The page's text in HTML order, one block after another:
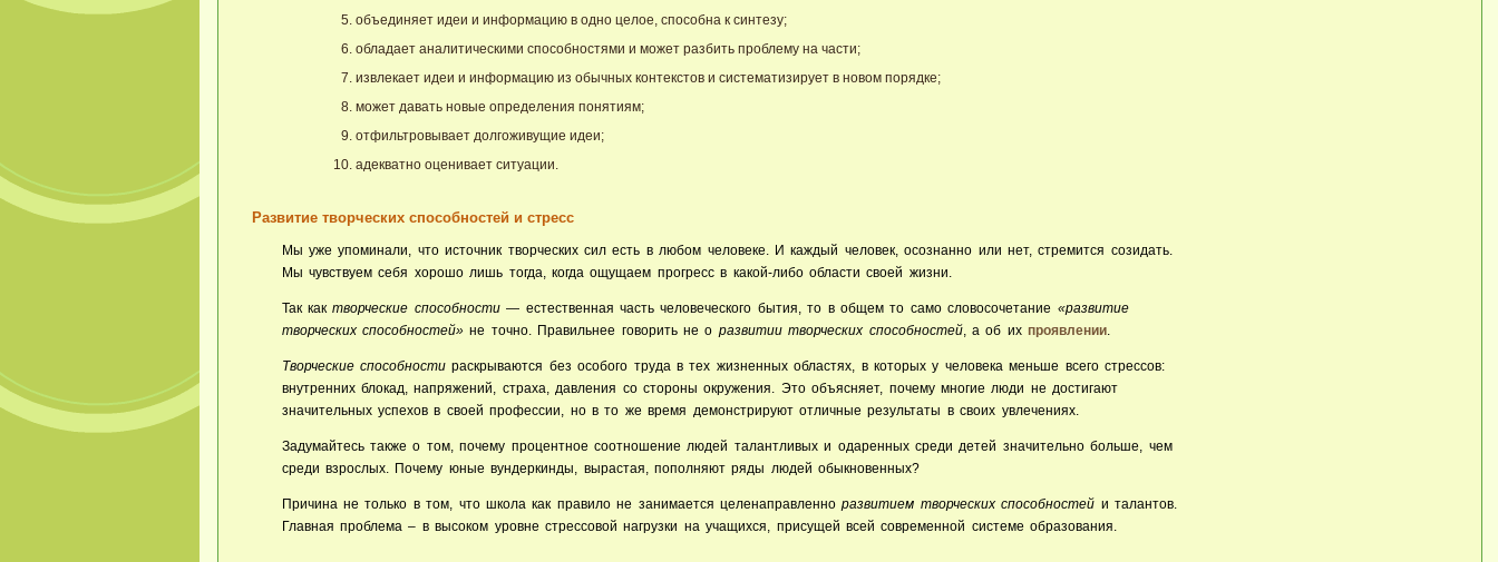
объединяет идеи и информацию в одно целое, способна к синтезу;
обладает аналитическими способностями и может разбить проблему на части;
извлекает идеи и информацию из обычных контекстов и систематизирует в новом порядке;
может давать новые определения понятиям;
отфильтровывает долгоживущие идеи;
адекватно оценивает ситуации.
Развитие творческих способностей и стресс
Мы уже упоминали, что источник творческих сил есть в любом человеке. И каждый человек, осознанно или нет, стремится созидать.
Мы чувствуем себя хорошо лишь тогда, когда ощущаем прогресс в какой-либо области своей жизни.
Так кактворческие способности— естественная часть человеческого бытия, то в общем то само словосочетание «развитие
творческих способностей»не точно. Правильнее говорить не о развитии творческих способностей, а об ихпроявлении
Творческие способности раскрываются без особого труда в тех жизненных областях, в которых у человека меньше всего стрессов:
внутренних блокад, напряжений, страха, давления со стороны окружения. Это объясняет, почему многие люди не достигают
значительных успехов в своей профессии, но в то же время демонстрируют отличные результаты в своих увлечениях.
Задумайтесь также о том, почему процентное соотношение людей талантливых и одаренных среди детей значительно больше, чем
среди взрослых. Почему юные вундеркинды, вырастая, пополняют ряды людей обыкновенных?
Причина не только в том, что школа как правило не занимается целенаправленноразвитием творческих способностей и талантов.
Главная проблема – в высоком уровне стрессовой нагрузки на учащихся, присущей всей современной системе образования.